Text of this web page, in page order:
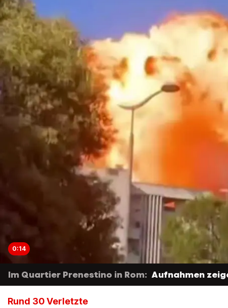
0:14
Im Quartier Prenestino in Rom: Aufnahmen
Rund 30 Verletzte